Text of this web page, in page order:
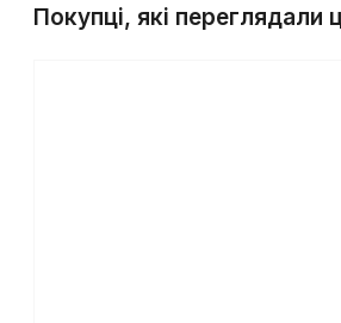
Покупці, які переглядали